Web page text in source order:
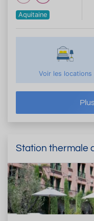
Aquitaine
Voir les locations
Station thermale